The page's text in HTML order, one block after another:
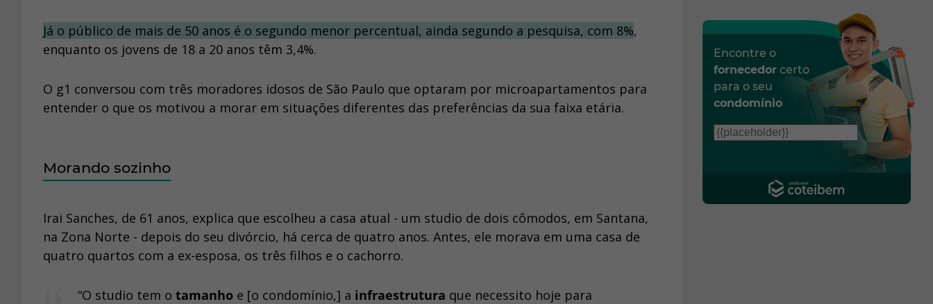
Já o público de mais de 50 anos é o segundo menor percentual, ainda segundo a pesquisa, com 8%,
enquanto os jovens de 18 a 20 anos têm 3,4%.
O g1 conversou com três moradores idosos de São Paulo que optaram por microapartamentos para
entender o que os motivou a morar em situações diferentes das preferências da sua faixa etária.
Morando sozinho
Irai Sanches, de 61 anos, explica que escolheu a casa atual - um studio de dois cômodos, em Santana,
na Zona Norte - depois do seu divórcio, há cerca de quatro anos. Antes, ele morava em uma casa de
quatro quartos com a ex-esposa, os três filhos e o cachorro.
“O studio tem o tamanho e [o condomínio,] a infraestrutura que necessito hoje para
Encontre o
fornecedor certo
para o seu
condomínio